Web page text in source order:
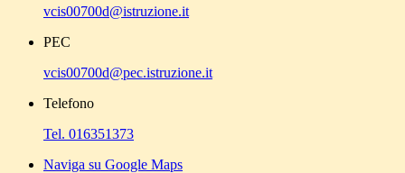
vcis00700d@istruzione.it
PEC
vcis00700d@pec.istruzione.it
Telefono
Tel. 016351373
Naviga su Google Maps